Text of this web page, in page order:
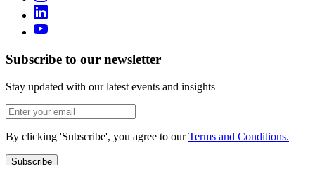
Subscribe to our newsletter
Stay updated with our latest events and insights
By clicking 'Subscribe', you agree to our Terms and Conditions.
Subscribe